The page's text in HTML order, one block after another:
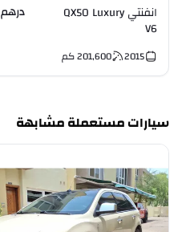
انفنتي QX50 Luxury
V6
درهم 18,000
2015
201,600 كم
سيارات مستعملة مشابهة